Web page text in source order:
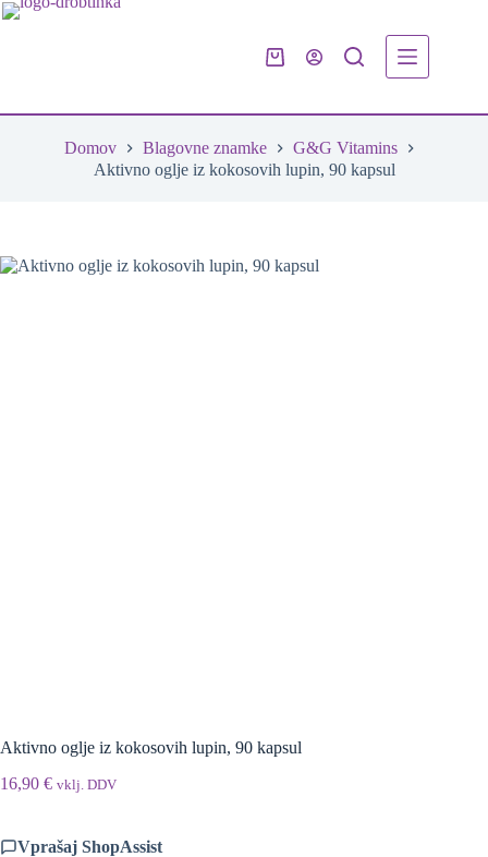
Skip
Shopping
Domov Blagovne znamke
G&G Vitamins
Aktivno oglje iz kokosovih lupin, 90 kapsul
Aktivno oglje iz kokosovih lupin, 90 kapsul
16,90 € vklj. DDV
Vprašaj ShopAssist